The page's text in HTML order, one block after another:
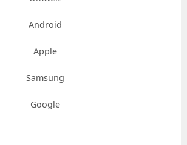
Android
Apple
Samsung
Google